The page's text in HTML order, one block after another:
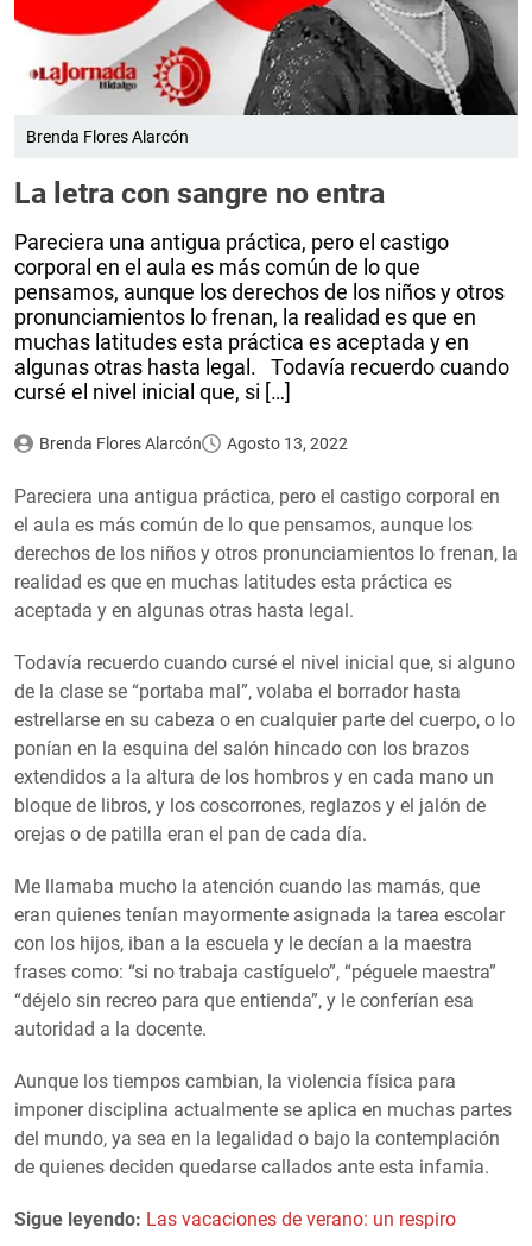
Brenda Flores Alarcón
La letra con sangre no entra
Pareciera una antigua práctica, pero el castigo
corporal en el aula es más común de lo que
pensamos, aunque los derechos de los niños y otros
pronunciamientos lo frenan, la realidad es que en
muchas latitudes esta práctica es aceptada y en
algunas otras hasta legal. Todavía recuerdo cuando
cursé el nivel inicial que, si […]
Brenda Flores Alarcón Agosto 13, 2022
Pareciera una antigua práctica, pero el castigo corporal en
el aula es más común de lo que pensamos, aunque los
derechos de los niños y otros pronunciamientos lo frenan, la
realidad es que en muchas latitudes esta práctica es
aceptada y en algunas otras hasta legal.
Todavía recuerdo cuando cursé el nivel inicial que, si alguno
de la clase se “portaba mal”, volaba el borrador hasta
estrellarse en su cabeza o en cualquier parte del cuerpo, o lo
ponían en la esquina del salón hincado con los brazos
extendidos a la altura de los hombros y en cada mano un
bloque de libros, y los coscorrones, reglazos y el jalón de
orejas o de patilla eran el pan de cada día.
Me llamaba mucho la atención cuando las mamás, que
eran quienes tenían mayormente asignada la tarea escolar
con los hijos, iban a la escuela y le decían a la maestra
frases como: “si no trabaja castíguelo”, “péguele maestra”
“déjelo sin recreo para que entienda”, y le conferían esa
autoridad a la docente.
Aunque los tiempos cambian, la violencia física para
imponer disciplina actualmente se aplica en muchas partes
del mundo, ya sea en la legalidad o bajo la contemplación
de quienes deciden quedarse callados ante esta infamia.
Sigue leyendo: Las vacaciones de verano: un respiro